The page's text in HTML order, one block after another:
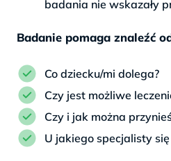
badania nie wskazały
Badanie pomaga znaleźć
Co dziecku/mi dolega?
Czy jest możliwe
Czy i jak można
U jakiego specjalisty się